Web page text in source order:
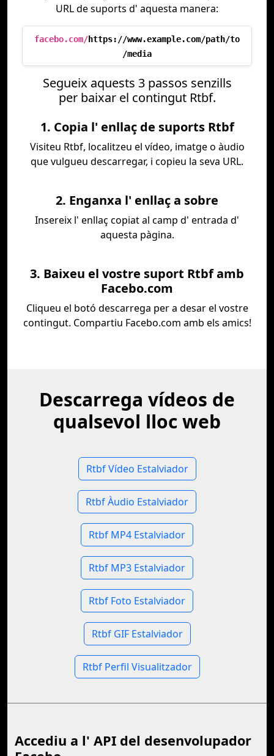
URL de suports d' aquesta manera:
facebo.com/https://www.example.com/path/to
/media
Segueix aquests 3 passos senzills
per baixar el contingut Rtbf.
1. Copia l' enllaç de suports Rtbf
Visiteu Rtbf, localitzeu el vídeo, imatge o àudio
que vulgueu descarregar, i copieu la seva URL.
2. Enganxa l' enllaç a sobre
Insereix l' enllaç copiat al camp d' entrada d'
aquesta pàgina.
3. Baixeu el vostre suport Rtbf amb
Facebo.com
Cliqueu el botó descarrega per a desar el vostre
contingut. Compartiu Facebo.com amb els amics!
Descarrega vídeos de
qualsevol lloc web
Rtbf Vídeo Estalviador
Rtbf Àudio Estalviador
Rtbf MP4 Estalviador
Rtbf MP3 Estalviador
Rtbf Foto Estalviador
Rtbf GIF Estalviador
Rtbf Perfil Visualitzador
Accediu a l' API del desenvolupador